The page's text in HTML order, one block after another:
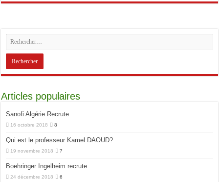
Articles populaires
Sanofi Algérie Recrute
16 octobre 2018 8
Qui est le professeur Kamel DAOUD?
19 novembre 2018 7
Boehringer Ingelheim recrute
24 décembre 2018 6